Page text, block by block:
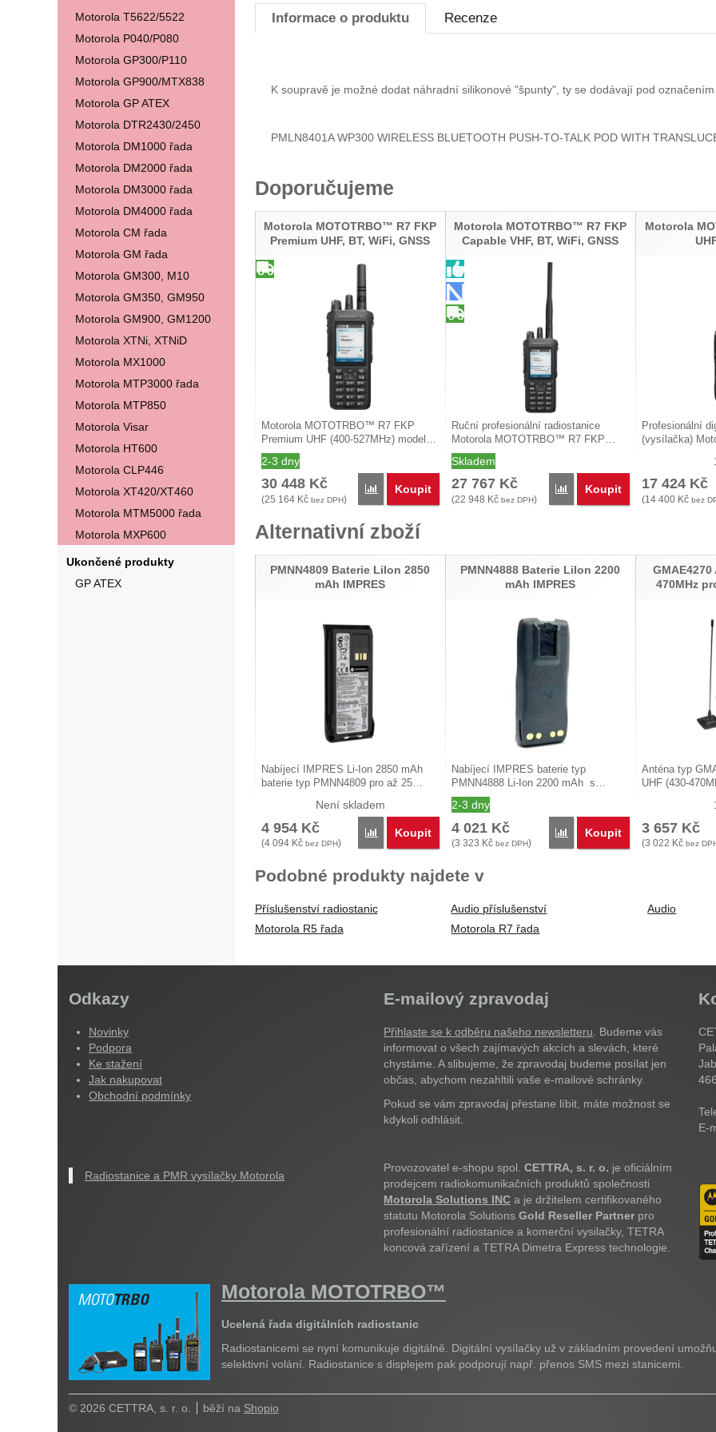
Informace o produktu Recenze
K soupravě je možné dodat náhradní silikonové "špunty", ty se dodávají pod
PMLN8401A WP300 WIRELESS BLUETOOTH PUSH-TO-TALK POD WITH
Doporučujeme
Motorola MOTOTRBO™ R7 FKP
Premium UHF, BT, WiFi, GNSS
Motorola MOTOTRBO™ R7 FKP
Premium UHF (400-527MHz) model…
2-3 dny
30 448 Kč
(25 164 Kč bez DPH)
Porovnat
Koupit
Motorola MOTOTRBO™ R7 FKP
Capable VHF, BT, WiFi, GNSS
Ruční profesionální radiostanice
Motorola MOTOTRBO™ R7 FKP…
Skladem
27 767 Kč
(22 948 Kč bez DPH)
Porovnat
Koupit
Motorola
Profesionální
(vysílačka)
17 424 Kč
(14 400 Kč bez
Alternativní zboží
PMNN4809 Baterie LiIon 2850
mAh IMPRES
Nabíjecí IMPRES Li-Ion 2850 mAh
baterie typ PMNN4809 pro až 25…
Není skladem
4 954 Kč
(4 094 Kč bez DPH)
Porovnat
Koupit
PMNN4888 Baterie LiIon 2200
mAh IMPRES
Nabíjecí IMPRES baterie typ
PMNN4888 Li-Ion 2200 mAh s…
2-3 dny
4 021 Kč
(3 323 Kč bez DPH)
Porovnat
Koupit
470MHz
Anténa typ
UHF (430-
3 657 Kč
(3 022 Kč bez
Podobné produkty najdete v
Příslušenství radiostanic
Motorola R5 řada
Audio příslušenství
Motorola R7 řada
Audio
Motorola T5622/5522
Motorola P040/P080
Motorola GP300/P110
Motorola GP900/MTX838
Motorola GP ATEX
Motorola DTR2430/2450
Motorola DM1000 řada
Motorola DM2000 řada
Motorola DM3000 řada
Motorola DM4000 řada
Motorola CM řada
Motorola GM řada
Motorola GM300, M10
Motorola GM350, GM950
Motorola GM900, GM1200
Motorola XTNi, XTNiD
Motorola MX1000
Motorola MTP3000 řada
Motorola MTP850
Motorola Visar
Motorola HT600
Motorola CLP446
Motorola XT420/XT460
Motorola MTM5000 řada
Motorola MXP600
Ukončené produkty
GP ATEX
Odkazy
Novinky
Podpora
Ke stažení
Jak nakupovat
Obchodní podmínky
Radiostanice a PMR vysílačky Motorola
E-mailový zpravodaj
Přihlaste se k odběru našeho newsletteru . Budeme vás
informovat o všech zajímavých akcích a slevách, které
chystáme. A slibujeme, že zpravodaj budeme posílat jen
občas, abychom nezahltili vaše e-mailové schránky.
Pokud se vám zpravodaj přestane líbit, máte možnost se
kdykoli odhlásit.
Provozovatel e-shopu spol. CETTRA, s. r. o. je oficiálním
prodejcem radiokomunikačních produktů společnosti
Motorola Solutions INCa je držitelem certifikovaného
statutu Motorola Solutions Gold Reseller Partnerpro
profesionální radiostanice a komerční vysilačky, TETRA
koncová zařízení a TETRA Dimetra Express technologie.
E-
Motorola MOTOTRBO™
Ucelená řada digitálních radiostanic
Radiostanicemi se nyní komunikuje digitálně. Digitální vysílačky už v základním provedení
selektivní volání. Radiostanice s displejem pak podporují např. přenos SMS mezi stanicemi.
© 2026 CETTRA, s. r. o. běží na Shopio